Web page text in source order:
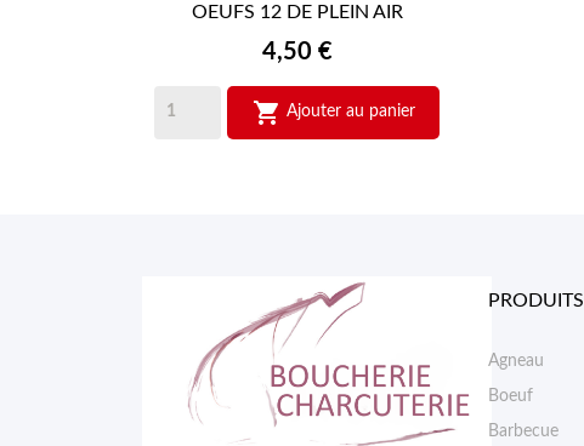
APERÇU RAPIDE
OEUFS 12 DE PLEIN AIR
Prix
4,50 €
 Ajouter au panier
PRODUITS
Agneau
Boeuf
Barbecue